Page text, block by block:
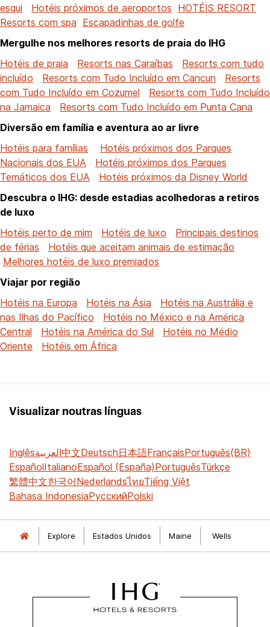
esqui
Hotéis próximos de aeroportos HOTÉIS RESORT
Resorts com spa Escapadinhas de golfe
Mergulhe nos melhores resorts de praia do IHG
Hotéis de praia
Resorts nas Caraíbas
Resorts com tudo
incluído
Resorts com Tudo Incluído em Cancun
Resorts
com Tudo Incluído em Cozumel
Resorts com Tudo Incluído
na Jamaica
Resorts com Tudo Incluído em Punta Cana
Diversão em família e aventura ao ar livre
Hotéis para famílias
Hotéis próximos dos Parques
Nacionais dos EUA
Hotéis próximos dos Parques
Temáticos dos EUA
Hotéis próximos da Disney World
Descubra o IHG: desde estadias acolhedoras a retiros
de luxo
Hotéis perto de mim
Hotéis de luxo
Principais destinos
de férias
Hotéis que aceitam animais de estimação
Melhores hotéis de luxo premiados
Viajar por região
Hotéis na Europa
Hotéis na Ásia
Hotéis na Austrália e
nas Ilhas do Pacífico
Hotéis no México e na América
Central
Hotéis na América do Sul
Hotéis no Médio
Oriente
Hotéis em África
Visualizar noutras línguas
Inglêsالعربية中文Deutsch日本語FrançaisPortuguês(BR)
EspañolItalianoEspañol (España)PortuguêsTürkçe
繁體中文한국어NederlandsไทยTiếng Việt
Bahasa IndonesiaРусскийPolski
Explore Estados Unidos Maine Wells